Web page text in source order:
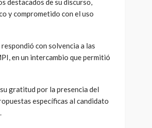
destacados de su discurso,
y comprometido con el uso
con solvencia a las
en un intercambio que permitió
gratitud por la presencia del
específicas al candidato